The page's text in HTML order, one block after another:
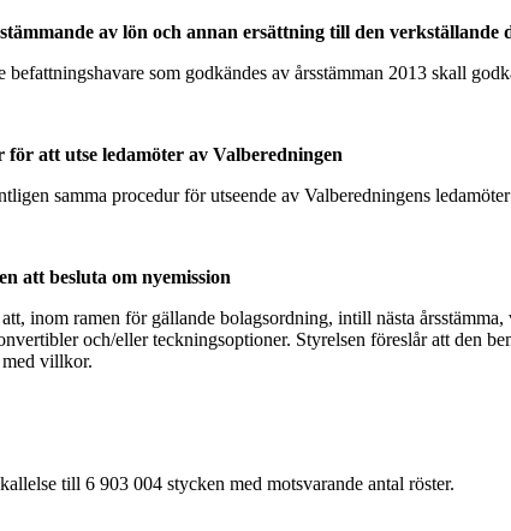
av lön och annan ersättning till den verkställande
som godkändes av årsstämman 2013 skall
att utse ledamöter av Valberedningen
samma procedur för utseende av Valberedningens
att besluta om nyemission
inom ramen för gällande bolagsordning, intill nästa
och/eller teckningsoptioner. Styrelsen föreslår att den
villkor.
till 6 903 004 stycken med motsvarande antal röster.